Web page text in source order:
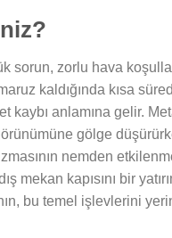
sorun, zorlu hava
kaldığında kısa
kaybı anlamına gelir.
gölge
nemden
mekan kapısını bir
bu temel işlevlerini